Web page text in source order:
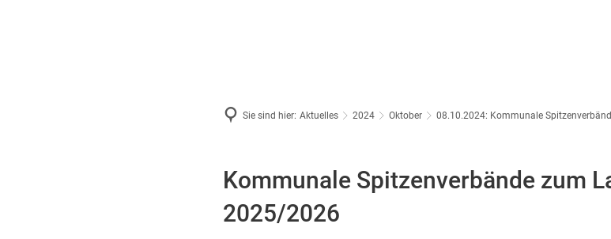
Sie sind hier: Aktuelles 2024 Oktober 08.10.2024: Kommunale
Kommunale Spitzenverbände zum
2025/2026